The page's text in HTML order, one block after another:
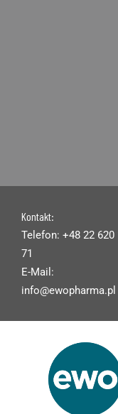
Kontakt:
Telefon: +48 22 620
71
E-Mail:
info@ewopharma.pl